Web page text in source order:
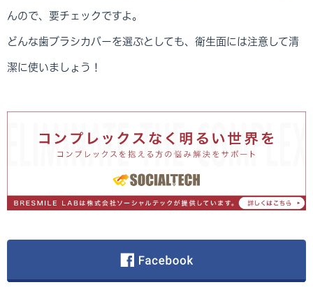
んので、要チェックですよ。
どんな歯ブラシカバーを選ぶとしても、衛生面には注意して清
潔に使いましょう！